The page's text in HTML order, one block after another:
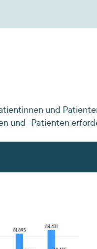
und
und -Patienten